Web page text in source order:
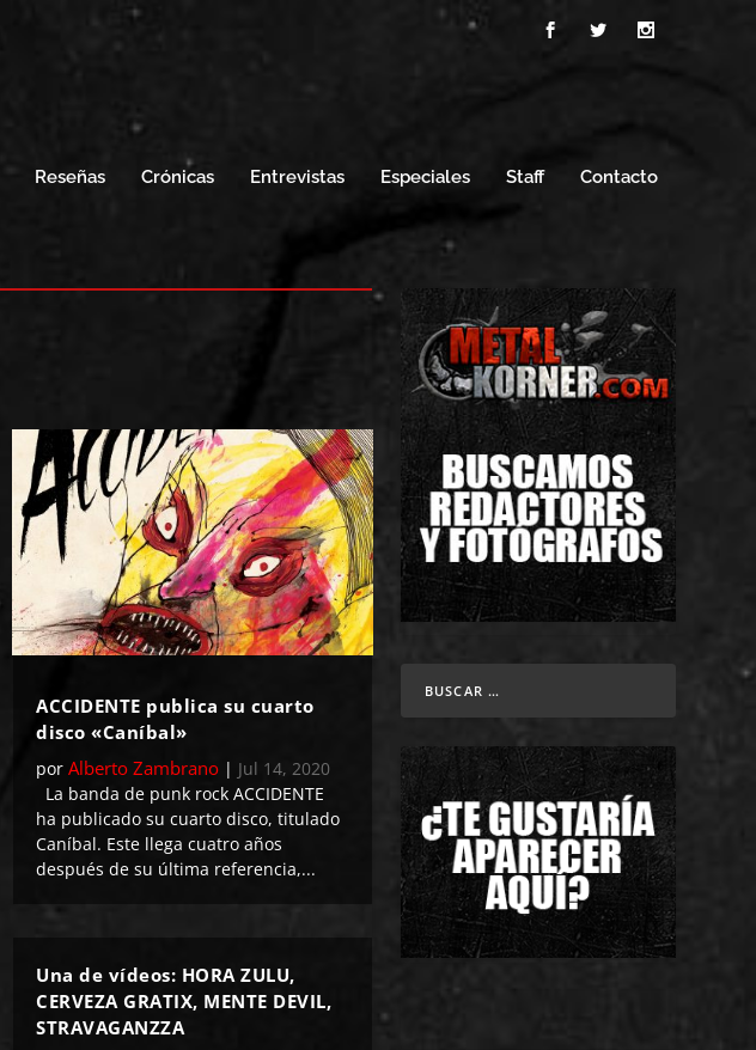
Reseñas Crónicas Entrevistas Especiales Staff Contacto
ACCIDENTE publica su cuarto
disco «Caníbal»
porAlberto Zambrano | Jul 14, 2020
La banda de punk rock ACCIDENTE
ha publicado su cuarto disco, titulado
Caníbal. Este llega cuatro años
después de su última referencia,...
Una de vídeos: HORA ZULU,
CERVEZA GRATIX, MENTE DEVIL,
STRAVAGANZZA